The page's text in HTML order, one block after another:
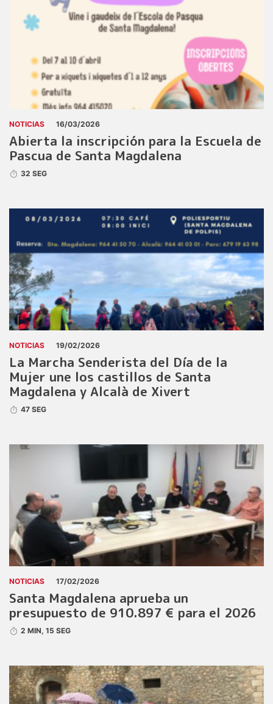
NOTICIAS 16/03/2026
Abierta la inscripción para la Escuela de
Pascua de Santa Magdalena
32 SEG
NOTICIAS 19/02/2026
La Marcha Senderista del Día de la
Mujer une los castillos de Santa
Magdalena y Alcalà de Xivert
47 SEG
NOTICIAS 17/02/2026
Santa Magdalena aprueba un
presupuesto de 910.897 € para el 2026
2 MIN, 15 SEG